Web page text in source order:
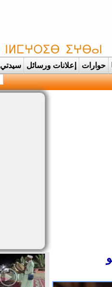
حوارات إعلانات ورسائل سيدتي